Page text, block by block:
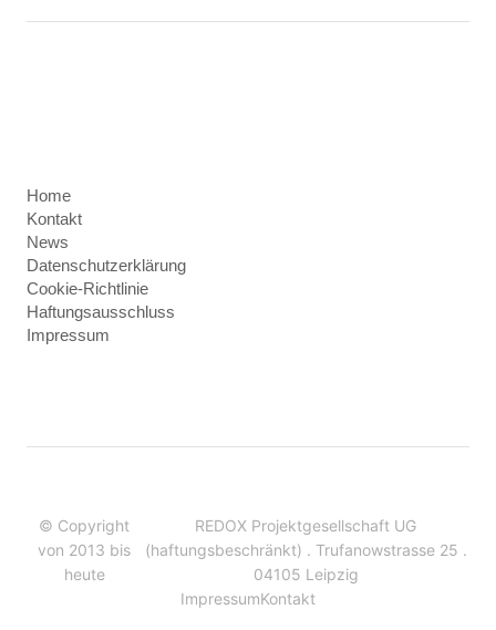
Home
Kontakt
News
Datenschutzerklärung
Cookie-Richtlinie
Haftungsausschluss
Impressum
© Copyright
von 2013 bis
heute
REDOX Projektgesellschaft UG
(haftungsbeschränkt) . Trufanowstrasse 25 .
04105 Leipzig
ImpressumKontakt